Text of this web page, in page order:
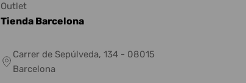
Outlet
Tienda Barcelona
Carrer de Sepúlveda, 134 - 08015
Barcelona